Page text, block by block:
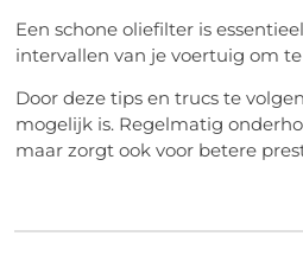
Een schone oliefilter is
intervallen van je voertuig om
Door deze tips en trucs te
mogelijk is. Regelmatig
maar zorgt ook voor betere